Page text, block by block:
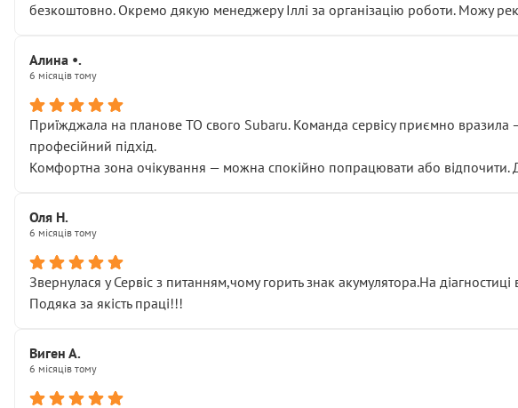
безкоштовно. Окремо дякую менеджеру Іллі за організацію роботи. Можу
Алина •.
6 місяців тому
Приїжджала на планове ТО свого Subaru. Команда сервісу приємно вразила
професійний підхід.
Комфортна зона очікування — можна спокійно попрацювати або відпочити.
Оля Н.
6 місяців тому
Звернулася у Сервіс з питанням,чому горить знак акумулятора.На
Подяка за якість праці!!!
Виген А.
6 місяців тому